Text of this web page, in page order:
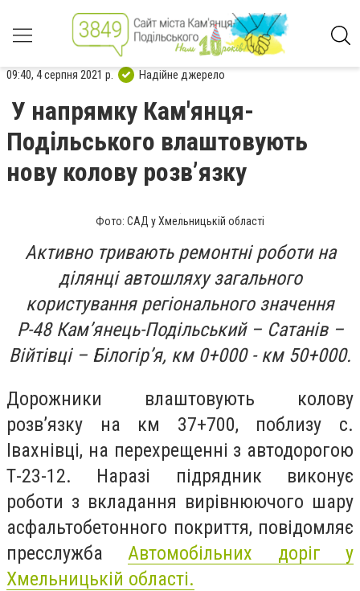
09:40, 4 серпня 2021 р. Надійне джерело
У напрямку Кам'янця-
Подільського влаштовують
нову колову розв’язку
Фото: САД у Хмельницькій області
Активно тривають ремонтні роботи на
ділянці автошляху загального
користування регіонального значення
Р-48 Кам’янець-Подільський – Сатанів –
Війтівці – Білогір’я, км 0+000 - км 50+000.
Дорожники влаштовують колову
розв’язку на км 37+700, поблизу с.
Івахнівці, на перехрещенні з автодорогою
Т-23-12. Наразі підрядник виконує
роботи з вкладання вирівнюючого шару
асфальтобетонного покриття, повідомляє
пресслужба Автомобільних доріг у
Хмельницькій області.